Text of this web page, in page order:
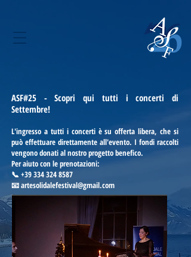
ASF#25 - Scopri qui tutti i concerti di
Settembre!
L'ingresso a tutti i concerti è su offerta libera, che si
può effettuare direttamente all'evento. I fondi raccolti
vengono donati al nostro progetto benefico.
Per aiuto con le prenotazioni:
📞 +39 334 324 8587
📧artesolidalefestival@gmail.com